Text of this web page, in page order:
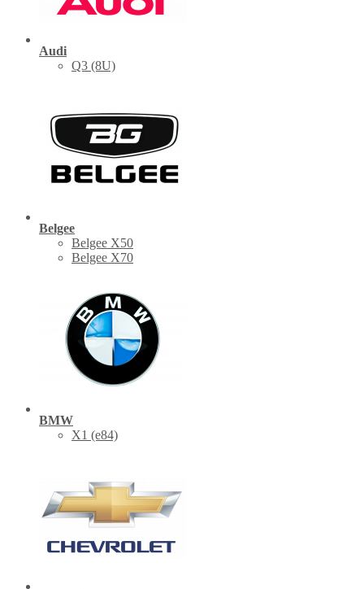
Audi
Q3 (8U)
Belgee
Belgee X50
Belgee X70
BMW
X1 (е84)